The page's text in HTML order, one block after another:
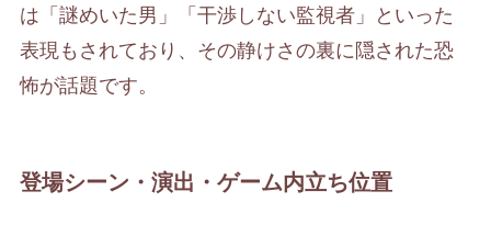
は「謎めいた男」「干渉しない監視者」といった
表現もされており、その静けさの裏に隠された恐
怖が話題です。
登場シーン・演出・ゲーム内立ち位置